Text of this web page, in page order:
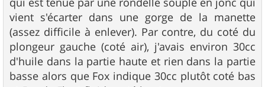
vient s'écarter dans une gorge de la manette
(assez difficile à enlever). Par contre, du coté du
plongeur gauche (coté air), j'avais environ 30cc
d'huile dans la partie haute et rien dans la partie
basse alors que Fox indique 30cc plutôt coté bas